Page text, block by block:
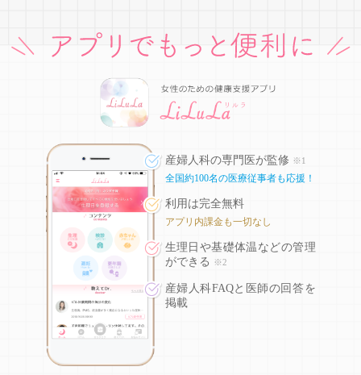
産婦人科の専門医が監修 ※1
全国約100名の医療従事者も応援！
利用は完全無料
アプリ内課金も一切なし
生理日や基礎体温などの管理
ができる
※2
産婦人科FAQと医師の回答を
掲載